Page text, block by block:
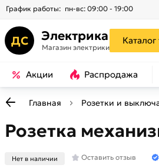
График работы: пн-вс: 09:00 - 19:00
ДС Электрика
Магазин электрики
Акции Распродажа
Главная Розетки и
Розетка
Нет в наличии Оставить отзыв